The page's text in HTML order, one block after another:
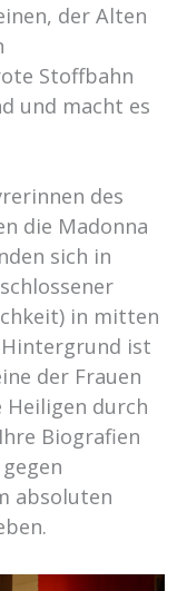
der Alten
Stoffbahn
und macht es
des
die Madonna
sich in
in mitten
ist
der Frauen
Heiligen durch
Biografien
absoluten